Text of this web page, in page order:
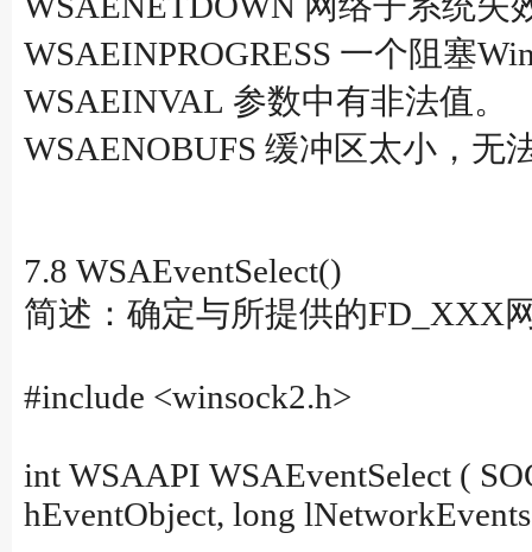
WSAEINPROGRESS 一个阻塞
WSAEINVAL 参数中有非法值。
WSAENOBUFS 缓冲区太小，无
7.8 WSAEventSelect()
简述：确定与所提供的FD_XXX
#include <winsock2.h>
int WSAAPI WSAEventSelect (
hEventObject, long